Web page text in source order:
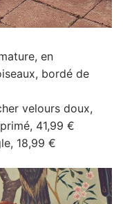
en
bordé de
velours doux,
41,99 €
18,99 €